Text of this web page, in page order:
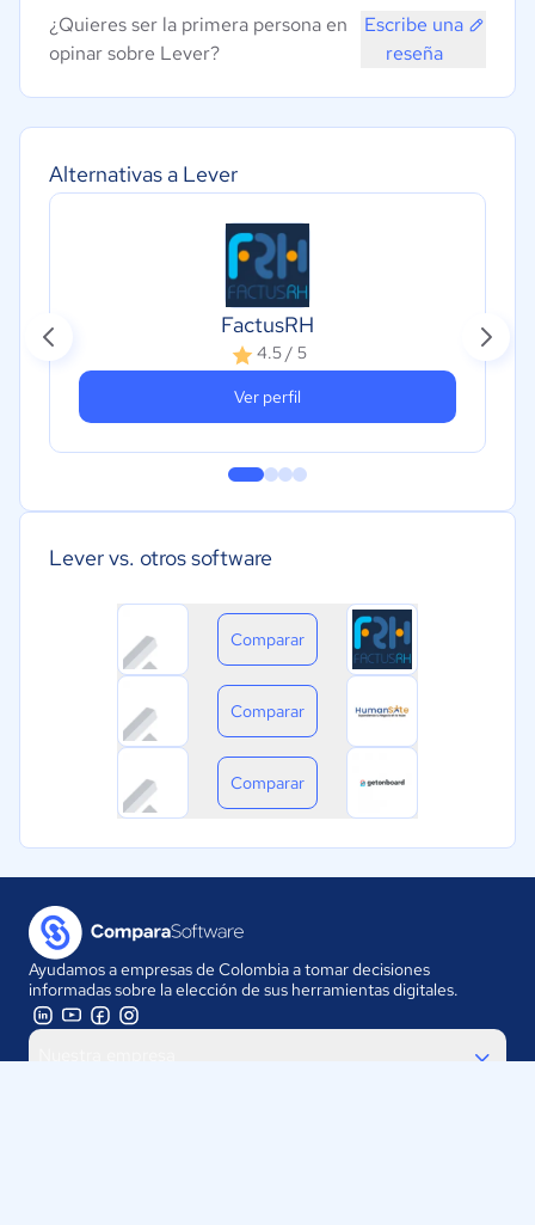
Alternativas a Lever
FactusRH
4.5 / 5
Ver perfil
Lever vs. otros software
Comparar
Comparar
Comparar
¿Quieres ser la primera persona en
opinar sobre Lever?
Escribe una
reseña
Ayudamos a empresas de Colombia a tomar decisiones
informadas sobre la elección de sus herramientas digitales.